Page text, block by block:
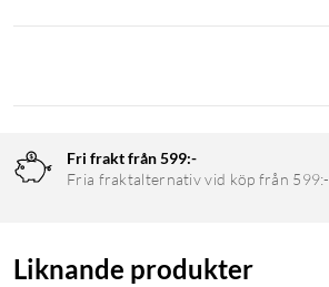
Fri frakt från 599:-
Fria fraktalternativ vid köp från 599:-
Liknande produkter